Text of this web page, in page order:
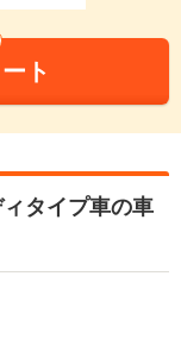
ト
タイプ車の車